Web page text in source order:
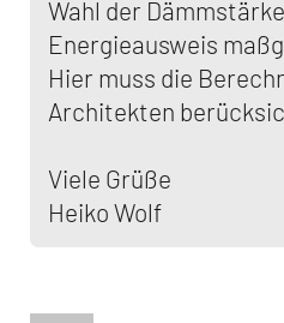
Wahl der
Energieausweis
Hier muss die
Architekten
Viele Grüße
Heiko Wolf